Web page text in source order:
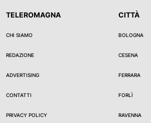
TELEROMAGNA
CHI SIAMO
REDAZIONE
ADVERTISING
CONTATTI
PRIVACY POLICY
CITTÀ
BOLOGNA
CESENA
FERRARA
FORLÌ
RAVENNA